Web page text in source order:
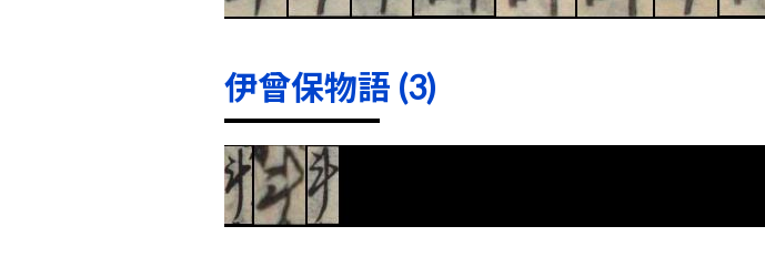
伊曾保物語 (3)